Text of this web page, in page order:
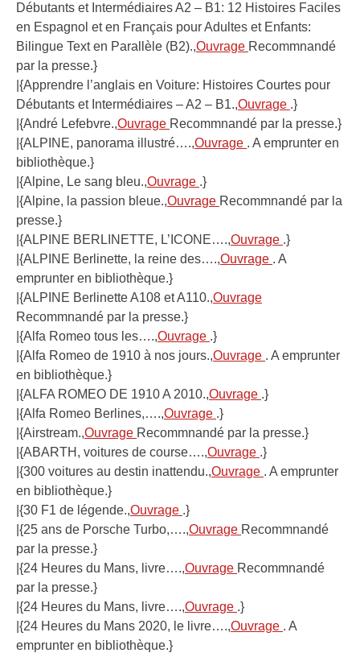
Débutants et Intermédiaires A2 – B1: 12 Histoires Faciles
en Espagnol et en Français pour Adultes et Enfants:
Bilingue Text en Parallèle (B2).,Ouvrage Recommnandé
par la presse.}
|{Apprendre l’anglais en Voiture: Histoires Courtes pour
Débutants et Intermédiaires – A2 – B1.,Ouvrage .}
|{André Lefebvre.,Ouvrage Recommnandé par la presse.}
|{ALPINE, panorama illustré….,Ouvrage . A emprunter en
bibliothèque.}
|{Alpine, Le sang bleu.,Ouvrage .}
|{Alpine, la passion bleue.,Ouvrage Recommnandé par la
presse.}
|{ALPINE BERLINETTE, L’ICONE….,Ouvrage .}
|{ALPINE Berlinette, la reine des….,Ouvrage . A
emprunter en bibliothèque.}
|{ALPINE Berlinette A108 et A110.,Ouvrage
Recommnandé par la presse.}
|{Alfa Romeo tous les….,Ouvrage .}
|{Alfa Romeo de 1910 à nos jours.,Ouvrage . A emprunter
en bibliothèque.}
|{ALFA ROMEO DE 1910 A 2010.,Ouvrage .}
|{Alfa Romeo Berlines,….,Ouvrage .}
|{Airstream.,Ouvrage Recommnandé par la presse.}
|{ABARTH, voitures de course….,Ouvrage .}
|{300 voitures au destin inattendu.,Ouvrage . A emprunter
en bibliothèque.}
|{30 F1 de légende.,Ouvrage .}
|{25 ans de Porsche Turbo,….,Ouvrage Recommnandé
par la presse.}
|{24 Heures du Mans, livre….,Ouvrage Recommnandé
par la presse.}
|{24 Heures du Mans, livre….,Ouvrage .}
|{24 Heures du Mans 2020, le livre….,Ouvrage . A
emprunter en bibliothèque.}